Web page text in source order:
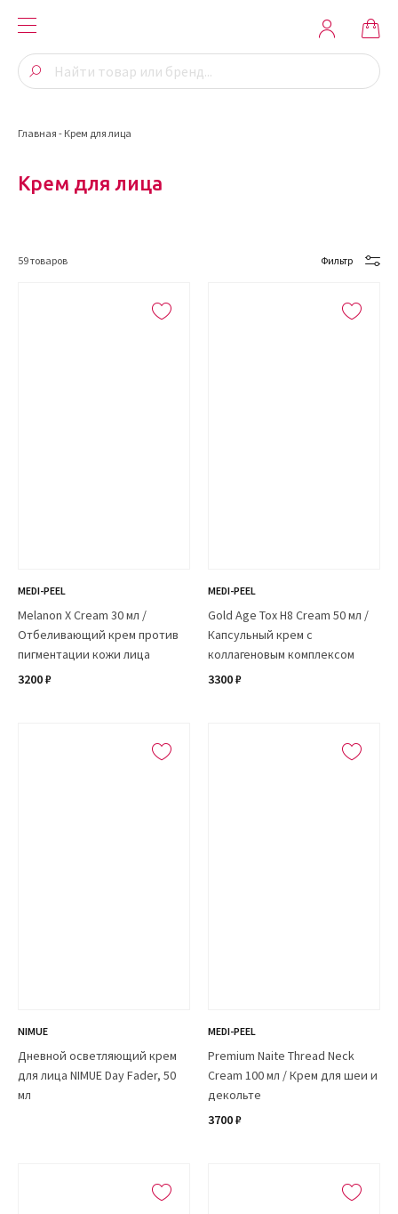
Главная - Крем для лица
Крем для лица
59товаров Фильтр
MEDI-PEEL
Melanon X Cream 30 мл /
Отбеливающий крем против
пигментации кожи лица
3200 ₽
MEDI-PEEL
Gold Age Tox H8 Cream 50 мл /
Капсульный крем с
коллагеновым комплексом
3300 ₽
NIMUE
Дневной осветляющий крем
для лица NIMUE Day Fader, 50
мл
MEDI-PEEL
Premium Naite Thread Neck
Cream 100 мл / Крем для шеи и
декольте
3700 ₽